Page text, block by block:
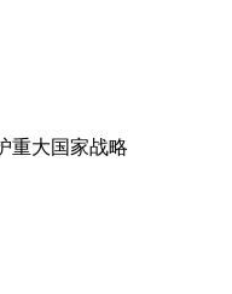
重大国家战略